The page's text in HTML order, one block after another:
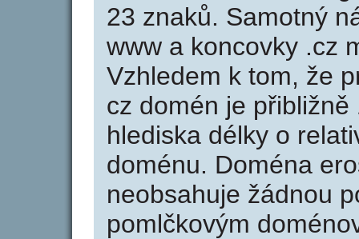
23 znaků. Samotný
www a koncovky .cz
Vzhledem k tom, že
cz domén je
hlediska délky o
doménu. Doména
neobsahuje žádnou
pomlčkovým